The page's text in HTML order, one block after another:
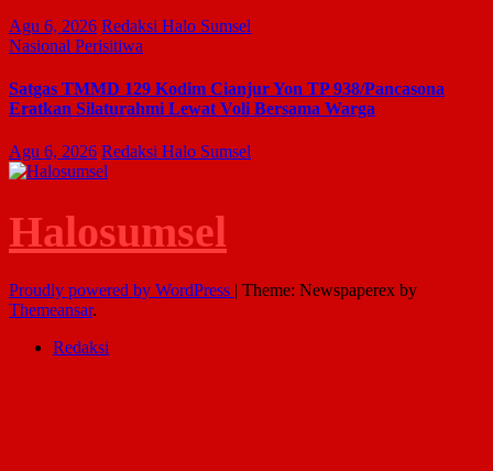
Agu 6, 2026 Redaksi Halo Sumsel
Nasional Perisitiwa
Satgas TMMD 129 Kodim Cianjur Yon TP 938/Pancasona
Eratkan Silaturahmi Lewat Voli Bersama Warga
Agu 6, 2026 Redaksi Halo Sumsel
Halosumsel
Proudly powered by WordPress | Theme: Newspaperex by
Themeansar.
Redaksi